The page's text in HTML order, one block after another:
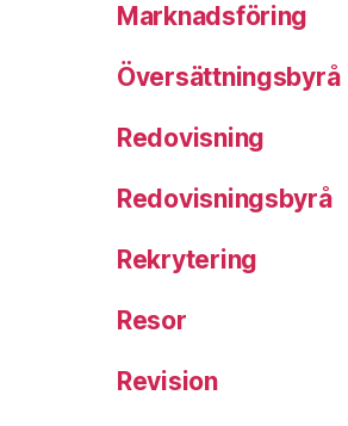
Marknadsföring
Översättningsbyrå
Redovisning
Redovisningsbyrå
Rekrytering
Resor
Revision